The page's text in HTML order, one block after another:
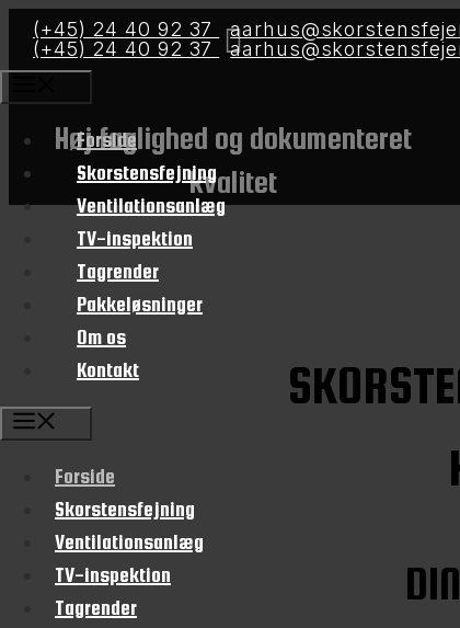
Hop(+45) 24 40 92 37
(+45) 24 40 92 37
Forside
Skorstensfejning
Ventilationsanlæg
TV-inspektion
Tagrender
Pakkeløsninger
Om os
Kontakt
Forside
Skorstensfejning
Ventilationsanlæg
TV-inspektion
Tagrender
Høj faglighed og dokumenteret
kvalitet